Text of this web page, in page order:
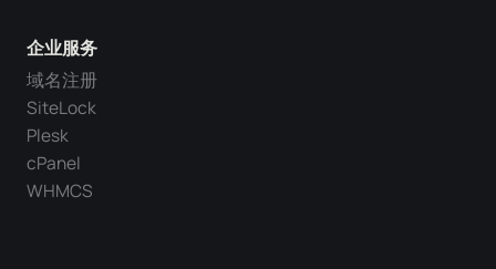
企业服务
域名注册
SiteLock
Plesk
cPanel
WHMCS